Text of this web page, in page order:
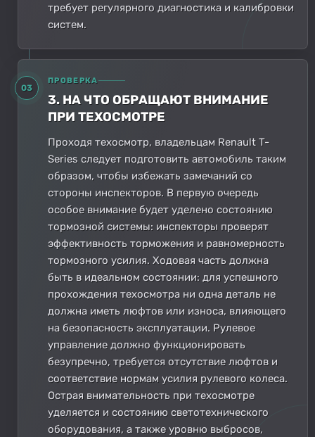
требует регулярного диагностика и калибровки
систем.
03
ПРОВЕРКА
3. НА ЧТО ОБРАЩАЮТ ВНИМАНИЕ
ПРИ ТЕХОСМОТРЕ
Проходя техосмотр, владельцам Renault T-
Series следует подготовить автомобиль таким
образом, чтобы избежать замечаний со
стороны инспекторов. В первую очередь
особое внимание будет уделено состоянию
тормозной системы: инспекторы проверят
эффективность торможения и равномерность
тормозного усилия. Ходовая часть должна
быть в идеальном состоянии: для успешного
прохождения техосмотра ни одна деталь не
должна иметь люфтов или износа, влияющего
на безопасность эксплуатации. Рулевое
управление должно функционировать
безупречно, требуется отсутствие люфтов и
соответствие нормам усилия рулевого колеса.
Острая внимательность при техосмотре
уделяется и состоянию светотехнического
оборудования, а также уровню выбросов,